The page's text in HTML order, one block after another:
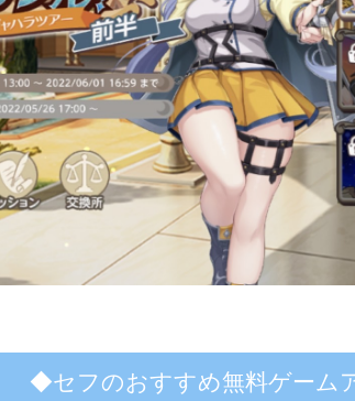
◆セフのおすすめ無料ゲーム